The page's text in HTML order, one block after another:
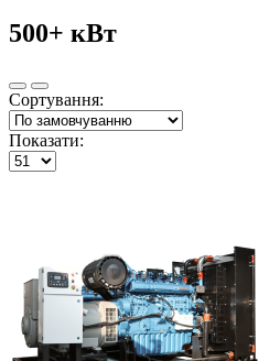
500+ кВт
Сортування:
Показати: